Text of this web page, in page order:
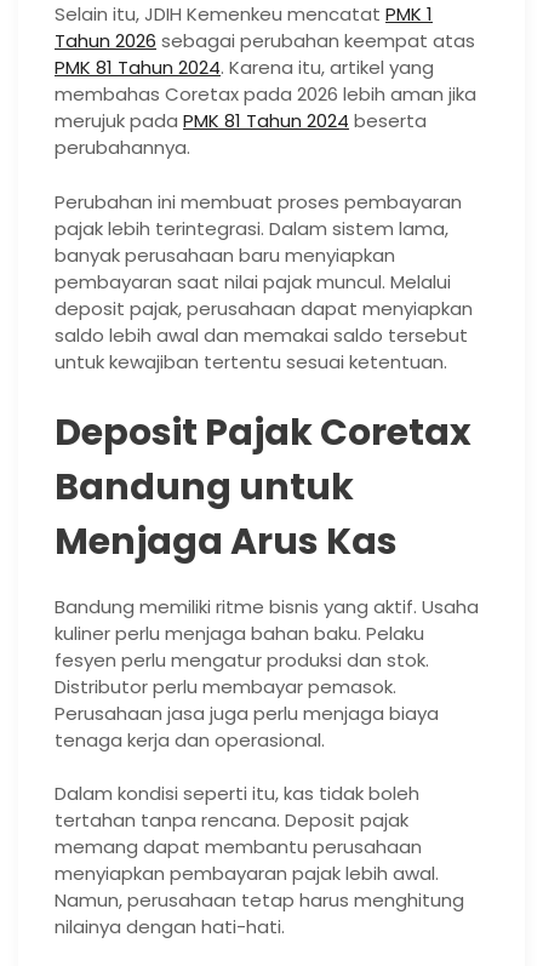
Selain itu, JDIH Kemenkeu mencatat PMK 1
Tahun 2026 sebagai perubahan keempat atas
PMK 81 Tahun 2024. Karena itu, artikel yang
membahas Coretax pada 2026 lebih aman jika
merujuk pada PMK 81 Tahun 2024 beserta
perubahannya.
Perubahan ini membuat proses pembayaran
pajak lebih terintegrasi. Dalam sistem lama,
banyak perusahaan baru menyiapkan
pembayaran saat nilai pajak muncul. Melalui
deposit pajak, perusahaan dapat menyiapkan
saldo lebih awal dan memakai saldo tersebut
untuk kewajiban tertentu sesuai ketentuan.
Deposit Pajak Coretax
Bandung untuk
Menjaga Arus Kas
Bandung memiliki ritme bisnis yang aktif. Usaha
kuliner perlu menjaga bahan baku. Pelaku
fesyen perlu mengatur produksi dan stok.
Distributor perlu membayar pemasok.
Perusahaan jasa juga perlu menjaga biaya
tenaga kerja dan operasional.
Dalam kondisi seperti itu, kas tidak boleh
tertahan tanpa rencana. Deposit pajak
memang dapat membantu perusahaan
menyiapkan pembayaran pajak lebih awal.
Namun, perusahaan tetap harus menghitung
nilainya dengan hati-hati.